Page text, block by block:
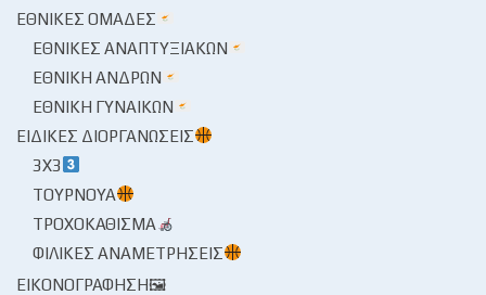
ΕΘΝΙΚΈΣ ΟΜΆΔΕΣ
ΕΘΝΙΚΈΣ ΑΝΑΠΤΥΞΙΑΚΏΝ
ΕΘΝΙΚΉ ΑΝΔΡΏΝ
ΕΘΝΙΚΉ ΓΥΝΑΙΚΏΝ
ΕΙΔΙΚΈΣ ΔΙΟΡΓΑΝΏΣΕΙΣ
3X3
ΤΟΥΡΝΟΥΆ
ΤΡΟΧΟΚΆΘΙΣΜΑ
ΦΙΛΙΚΈΣ ΑΝΑΜΕΤΡΉΣΕΙΣ
ΕΙΚΟΝΟΓΡΆΦΗΣΗ🖼